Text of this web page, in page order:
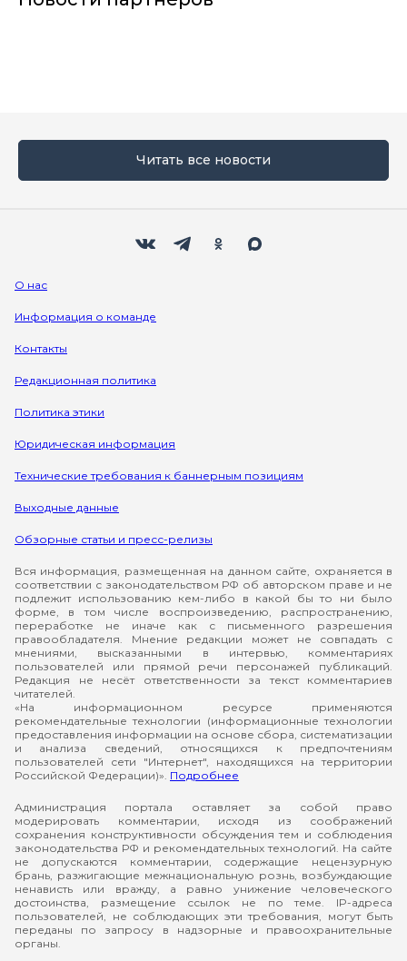
Читать все новости
О нас
Информация о команде
Контакты
Редакционная политика
Политика этики
Юридическая информация
Технические требования к баннерным позициям
Выходные данные
Обзорные статьи и пресс-релизы
Вся информация, размещенная на данном сайте, охраняется в
соответствии с законодательством РФ об авторском праве и не
подлежит использованию кем-либо в какой бы то ни было
форме, в том числе воспроизведению, распространению,
переработке не иначе как с письменного разрешения
правообладателя. Мнение редакции может не совпадать с
мнениями, высказанными в интервью, комментариях
пользователей или прямой речи персонажей публикаций.
Редакция не несёт ответственности за текст комментариев
читателей.
«На информационном ресурсе применяются
рекомендательные технологии (информационные технологии
предоставления информации на основе сбора, систематизации
и анализа сведений, относящихся к предпочтениям
пользователей сети "Интернет", находящихся на территории
Российской Федерации)». Подробнее
Администрация портала оставляет за собой право
модерировать комментарии, исходя из соображений
сохранения конструктивности обсуждения тем и соблюдения
законодательства РФ и рекомендательных технологий. На сайте
не допускаются комментарии, содержащие нецензурную
брань, разжигающие межнациональную рознь, возбуждающие
ненависть или вражду, а равно унижение человеческого
достоинства, размещение ссылок не по теме. IP-адреса
пользователей, не соблюдающих эти требования, могут быть
переданы по запросу в надзорные и правоохранительные
органы.